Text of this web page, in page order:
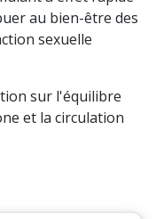
au bien-être des
sexuelle
sur l'équilibre
et la circulation